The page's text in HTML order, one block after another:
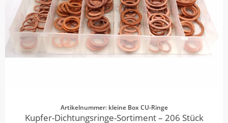
Artikelnummer: kleine Box CU-Ringe
Kupfer-Dichtungsringe-Sortiment – 206 Stück